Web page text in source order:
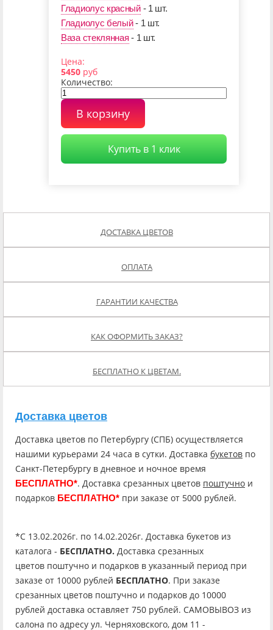
Цена:
5450 руб
Количество:
В корзину
Купить в 1 клик
Гладиолус красный- 1 шт.
Гладиолус белый- 1 шт.
Ваза стеклянная - 1 шт.
ДОСТАВКА ЦВЕТОВ
ОПЛАТА
ГАРАНТИИ КАЧЕСТВА
КАК ОФОРМИТЬ ЗАКАЗ?
БЕСПЛАТНО К ЦВЕТАМ.
Доставка цветов
Доставка цветов по Петербургу (СПБ) осуществляется
нашими курьерами 24 часа в сутки. Доставка букетов по
Санкт-Петербургу в дневное и ночное время
БЕСПЛАТНО*. Доставка срезанных цветов поштучно и
подарков БЕСПЛАТНО* при заказе от 5000 рублей.
*C 13.02.2026г. по 14.02.2026г. Доставка букетов из
каталога - БЕСПЛАТНО. Доставка срезанных
цветов поштучно и подарков в указанный период при
заказе от 10000 рублей БЕСПЛАТНО. При заказе
срезанных цветов поштучно и подарков до 10000
рублей доставка оставляет 750 рублей. САМОВЫВОЗ из
салона по адресу ул. Черняховского, дом 11 -